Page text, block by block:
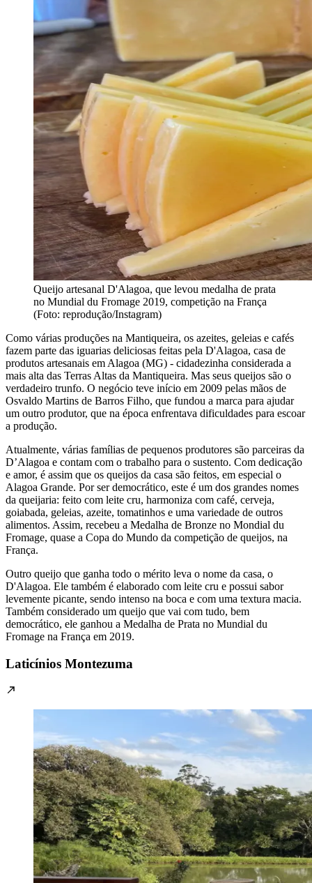
Queijo artesanal D'Alagoa, que levou medalha de prata
no Mundial du Fromage 2019, competição na França
(Foto: reprodução/Instagram)
Como várias produções na Mantiqueira, os azeites, geleias e cafés
fazem parte das iguarias deliciosas feitas pela D'Alagoa, casa de
produtos artesanais em Alagoa (MG) - cidadezinha considerada a
mais alta das Terras Altas da Mantiqueira. Mas seus queijos são o
verdadeiro trunfo. O negócio teve início em 2009 pelas mãos de
Osvaldo Martins de Barros Filho, que fundou a marca para ajudar
um outro produtor, que na época enfrentava dificuldades para escoar
a produção.
Atualmente, várias famílias de pequenos produtores são parceiras da
D’Alagoa e contam com o trabalho para o sustento. Com dedicação
e amor, é assim que os queijos da casa são feitos, em especial o
Alagoa Grande. Por ser democrático, este é um dos grandes nomes
da queijaria: feito com leite cru, harmoniza com café, cerveja,
goiabada, geleias, azeite, tomatinhos e uma variedade de outros
alimentos. Assim, recebeu a Medalha de Bronze no Mondial du
Fromage, quase a Copa do Mundo da competição de queijos, na
França.
Outro queijo que ganha todo o mérito leva o nome da casa, o
D'Alagoa. Ele também é elaborado com leite cru e possui sabor
levemente picante, sendo intenso na boca e com uma textura macia.
Também considerado um queijo que vai com tudo, bem
democrático, ele ganhou a Medalha de Prata no Mundial du
Fromage na França em 2019.
Laticínios Montezuma